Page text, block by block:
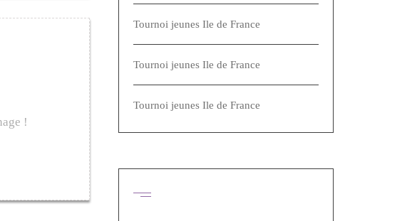
!
Tournoi jeunes Ile de France
Tournoi jeunes Ile de France
Tournoi jeunes Ile de France